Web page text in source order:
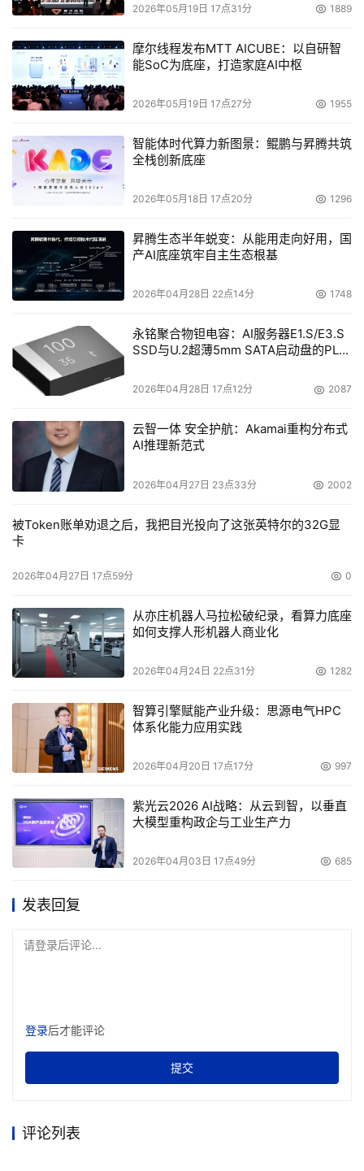
2026年05月19日 17点31分 1889
摩尔线程发布MTT AICUBE：以自研智
能SoC为底座，打造家庭AI中枢
2026年05月19日 17点27分 1955
智能体时代算力新图景：鲲鹏与昇腾共筑
全栈创新底座
2026年05月18日 17点20分 1296
昇腾生态半年蜕变：从能用走向好用，国
产AI底座筑牢自主生态根基
2026年04月28日 22点14分 1748
永铭聚合物钽电容：AI服务器E1.S/E3.S
SSD与U.2超薄5mm SATA启动盘的PLP
2026年04月28日 17点12分 2087
云智一体 安全护航：Akamai重构分布式
AI推理新范式
2026年04月27日 23点33分 2002
被Token账单劝退之后，我把目光投向了这张英特尔的32G显
卡
2026年04月27日 17点59分 0
从亦庄机器人马拉松破纪录，看算力底座
如何支撑人形机器人商业化
2026年04月24日 22点31分 1282
智算引擎赋能产业升级：思源电气HPC
体系化能力应用实践
2026年04月20日 17点17分 997
紫光云2026 AI战略：从云到智，以垂直
大模型重构政企与工业生产力
2026年04月03日 17点49分 685
发表回复
请登录后评论...
登录后才能评论
提交
评论列表